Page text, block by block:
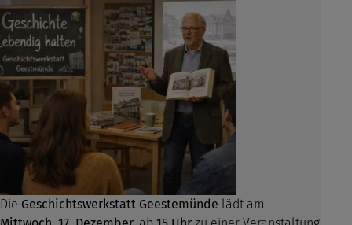
Die Geschichtswerkstatt Geestemünde lädt am